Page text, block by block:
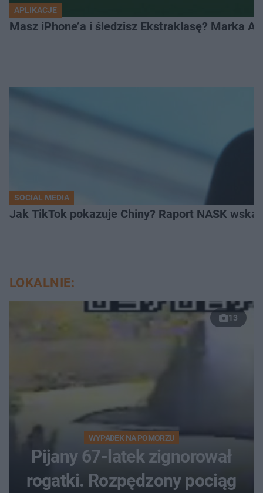
APLIKACJE
Masz iPhone’a i śledzisz Ekstraklasę? Marka
SOCIAL MEDIA
Jak TikTok pokazuje Chiny? Raport NASK
LOKALNIE:
13
WYPADEK NA POMORZU
Pijany 67-latek zignorował
rogatki. Rozpędzony pociąg